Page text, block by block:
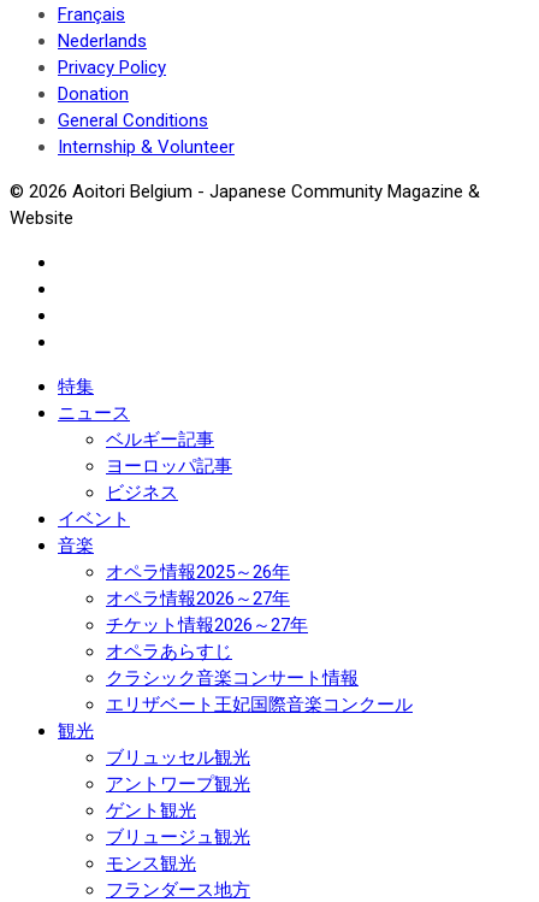
Français
Nederlands
Privacy Policy
Donation
General Conditions
Internship & Volunteer
© 2026 Aoitori Belgium - Japanese Community Magazine &
Website
特集
ニュース
ベルギー記事
ヨーロッパ記事
ビジネス
イベント
音楽
オペラ情報2025～26年
オペラ情報2026～27年
チケット情報2026～27年
オペラあらすじ
クラシック音楽コンサート情報
エリザベート王妃国際音楽コンクール
観光
ブリュッセル観光
アントワープ観光
ゲント観光
ブリュージュ観光
モンス観光
フランダース地方